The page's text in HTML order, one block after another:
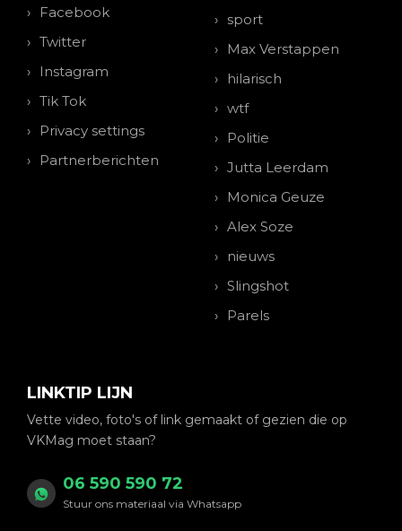
Facebook
Twitter
Instagram
Tik Tok
Privacy settings
Partnerberichten
sport
Max Verstappen
hilarisch
wtf
Politie
Jutta Leerdam
Monica Geuze
Alex Soze
nieuws
Slingshot
Parels
LINKTIP LIJN
Vette video, foto's of link gemaakt of gezien die op
VKMag moet staan?
06 590 590 72
Stuur ons materiaal via Whatsapp